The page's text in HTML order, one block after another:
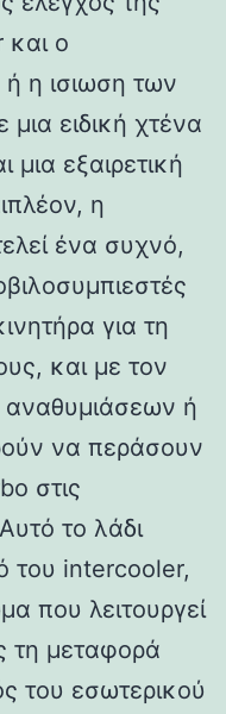
ο
η ισιωση των
ειδική χτένα
μια εξαιρετική
η
ένα συχνό,
για τη
και με τον
αναθυμιάσεων ή
να περάσουν
στις
το λάδι
του intercooler,
που λειτουργεί
τη μεταφορά
του εσωτερικού